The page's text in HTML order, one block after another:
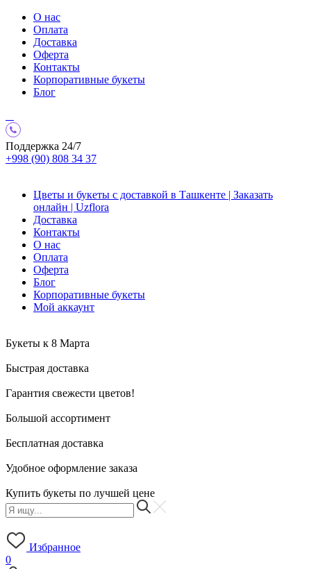
О нас
Оплата
Доставка
Оферта
Контакты
Корпоративные букеты
Блог
Поддержка 24/7
+998 (90) 808 34 37
Цветы и букеты с доставкой в Ташкенте | Заказать
онлайн | Uzflora
Доставка
Контакты
О нас
Оплата
Оферта
Блог
Корпоративные букеты
Мой аккаунт
Букеты к 8 Марта
Быстрая доставка
Гарантия свежести цветов!
Большой ассортимент
Бесплатная доставка
Удобное оформление заказа
Купить букеты по лучшей цене
Избранное
0